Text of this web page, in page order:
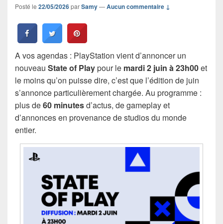
Posté le 22/05/2026parSamy—Aucun commentaire ↓
A vos agendas : PlayStation vient d’annoncer un
nouveau State of Playpour le mardi 2 juin à 23h00et
le moins qu’on puisse dire, c’est que l’édition de juin
s’annonce particulièrement chargée. Au programme :
plus de60 minutesd’actus, de gameplay et
d’annonces en provenance de studios du monde
entier.